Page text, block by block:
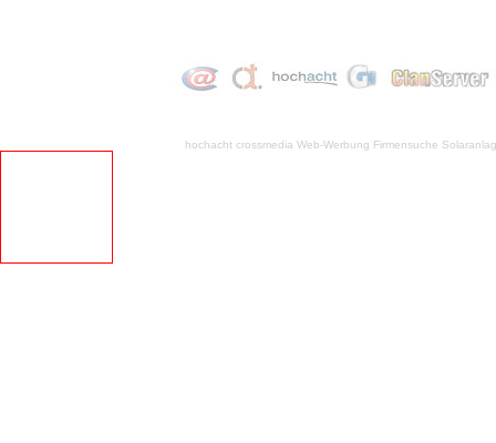
hochacht crossmedia Web-Werbung Firmensuche